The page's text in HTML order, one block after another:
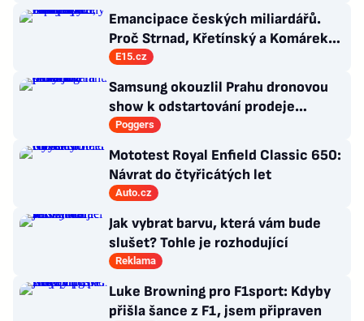
politiky?
Emancipace českých miliardářů.
Proč Strnad, Křetínský a Komárek
nakupují západní ikony
E15.cz
Samsung okouzlil Prahu dronovou
show k odstartování prodeje
nových produktů
Poggers
Mototest Royal Enfield Classic 650:
Návrat do čtyřicátých let
Auto.cz
Jak vybrat barvu, která vám bude
slušet? Tohle je rozhodující
Reklama
Luke Browning pro F1sport: Kdyby
přišla šance z F1, jsem připraven